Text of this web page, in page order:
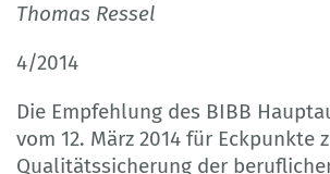
Thomas Ressel
4/2014
Die Empfehlung des BIBB
vom 12. März 2014 für Eckpunkte
Qualitätssicherung der